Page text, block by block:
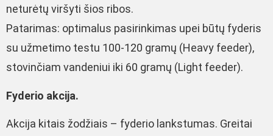
neturėtų viršyti šios ribos.
Patarimas: optimalus pasirinkimas upei būtų fyderis
su užmetimo testu 100-120 gramų (Heavy feeder),
stovinčiam vandeniui iki 60 gramų (Light feeder).
Fyderio akcija.
Akcija kitais žodžiais – fyderio lankstumas. Greitai